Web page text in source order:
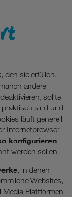
den sie erfüllen.
andere
sollte
sind und
läuft generell
Internetbrowser
konfigurieren,
werden sollen.
, in denen
Websites,
Media Plattformen